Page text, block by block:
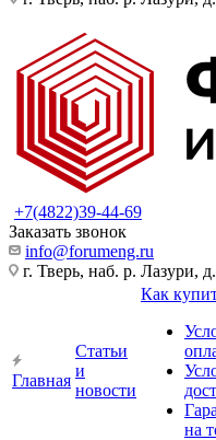
+7(4822)39-44-69
Заказать звонок
info@forumeng.ru
г. Тверь, наб. р. Лазури,
Главная
Статьи
и
новости
Как
на